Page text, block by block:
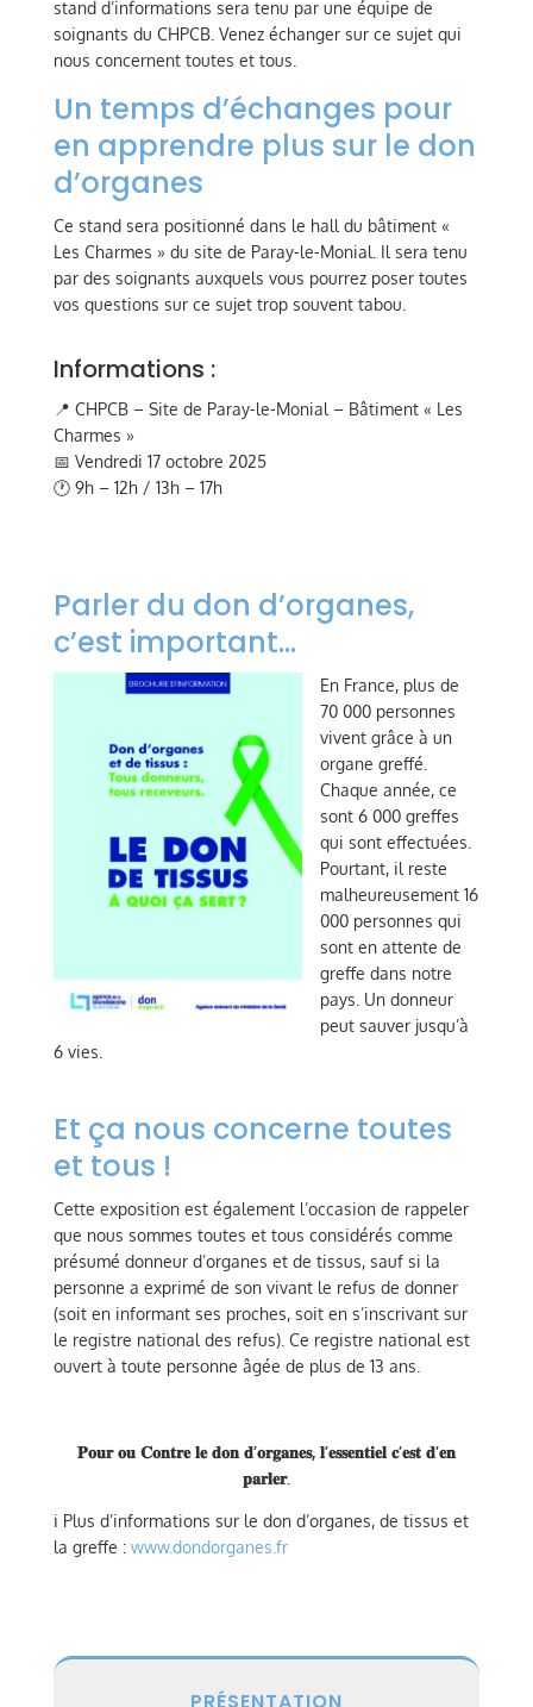
stand d’informations sera tenu par une équipe de
soignants du CHPCB. Venez échanger sur ce sujet qui
nous concernent toutes et tous.
Un temps d’échanges pour
en apprendre plus sur le don
d’organes
Ce stand sera positionné dans le hall du bâtiment «
Les Charmes » du site de Paray-le-Monial. Il sera tenu
par des soignants auxquels vous pourrez poser toutes
vos questions sur ce sujet trop souvent tabou.
Informations :
📍 CHPCB – Site de Paray-le-Monial – Bâtiment « Les
Charmes »
📅 Vendredi 17 octobre 2025
🕐 9h – 12h / 13h – 17h
Parler du don d’organes,
c’est important…
En France, plus de
70 000 personnes
vivent grâce à un
organe greffé.
Chaque année, ce
sont 6 000 greffes
qui sont effectuées.
Pourtant, il reste
malheureusement 16
000 personnes qui
sont en attente de
greffe dans notre
pays. Un donneur
peut sauver jusqu’à
6 vies.
Et ça nous concerne toutes
et tous !
Cette exposition est également l’occasion de rappeler
que nous sommes toutes et tous considérés comme
présumé donneur d’organes et de tissus, sauf si la
personne a exprimé de son vivant le refus de donner
(soit en informant ses proches, soit en s’inscrivant sur
le registre national des refus). Ce registre national est
ouvert à toute personne âgée de plus de 13 ans.
𝐏𝐨𝐮𝐫 𝐨𝐮 𝐂𝐨𝐧𝐭𝐫𝐞 𝐥𝐞 𝐝𝐨𝐧 𝐝’𝐨𝐫𝐠𝐚𝐧𝐞𝐬, 𝐥’𝐞𝐬𝐬𝐞𝐧𝐭𝐢𝐞𝐥 𝐜’𝐞𝐬𝐭 𝐝’𝐞𝐧
𝐩𝐚𝐫𝐥𝐞𝐫.
ℹ️ Plus d’informations sur le don d’organes, de tissus et
la greffe : www.dondorganes.fr